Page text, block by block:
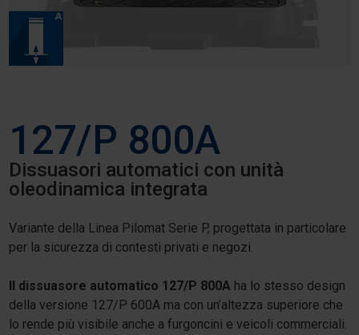
127/P 800A
Dissuasori automatici con unità
oleodinamica integrata
Variante della Linea Pilomat Serie P, progettata in particolare
per la sicurezza di contesti privati e negozi.
Il dissuasore automatico 127/P 800A ha lo stesso design
della versione 127/P 600A ma con un’altezza superiore che
lo rende più visibile anche a furgoncini e veicoli commerciali.